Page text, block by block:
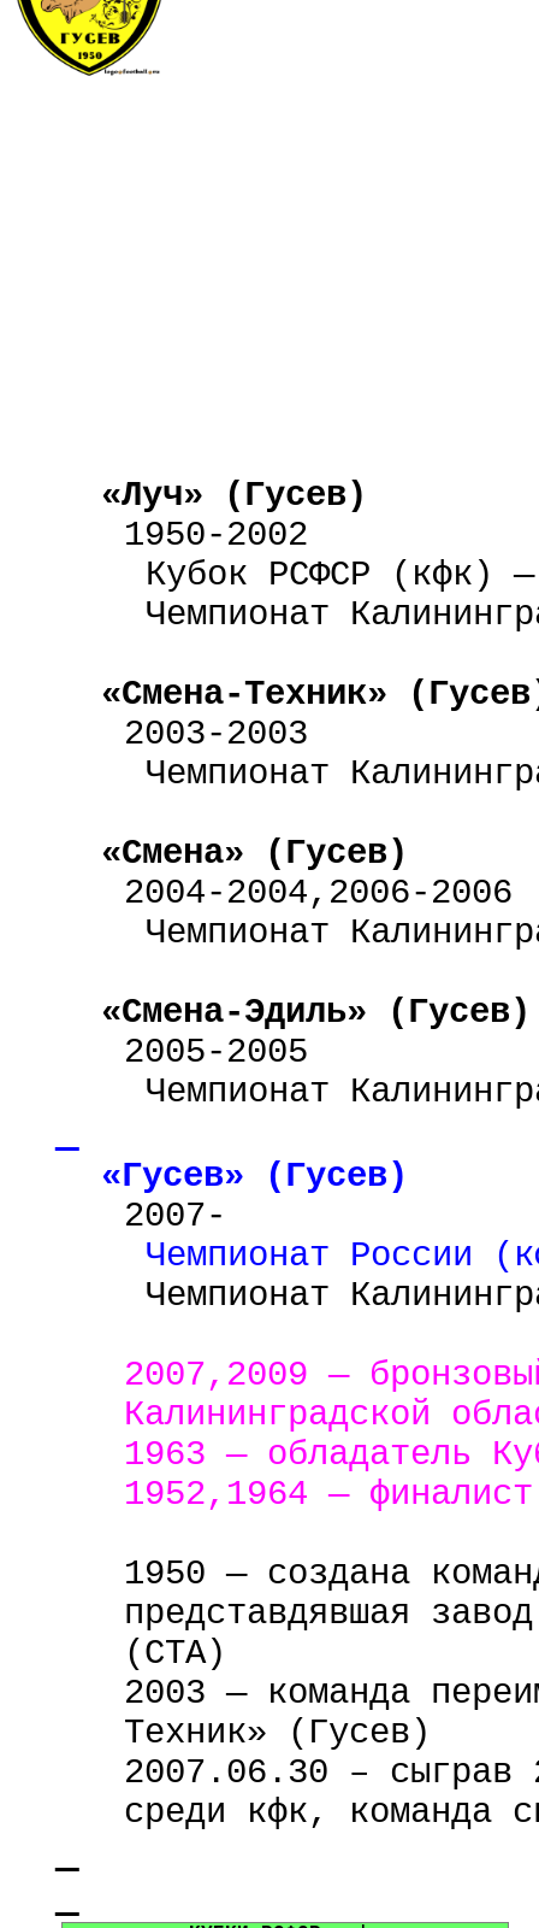
«Луч» (Гусев)
1950-2002
Кубок РСФСР ( кфк )
Чемпионат
«Смена-Техник»
2003-2003
Чемпионат
«Смена» (Гусев)
2004-2004,2006-2006
Чемпионат
«Смена-Эдиль» (Гусев)
2005-2005
Чемпионат
«Гусев» (Гусев)
2007-
Чемпионат России (
Чемпионат
2007,2009 —
Калининградской
1963 — обладатель
1952,1964 —
1950 — создана
представдявшая
(СТА)
2003 — команда
Техник» (Гусев)
2007.06.30 – сыграв
среди
кфк, команда